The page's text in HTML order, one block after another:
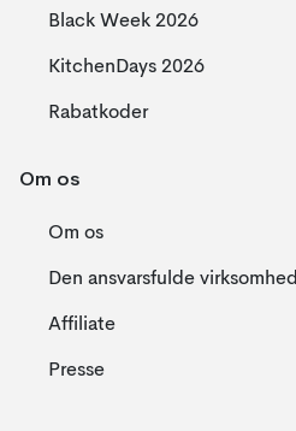
Black Week 2026
KitchenDays 2026
Rabatkoder
Om os
Om os
Den ansvarsfulde virksomhed
Affiliate
Presse